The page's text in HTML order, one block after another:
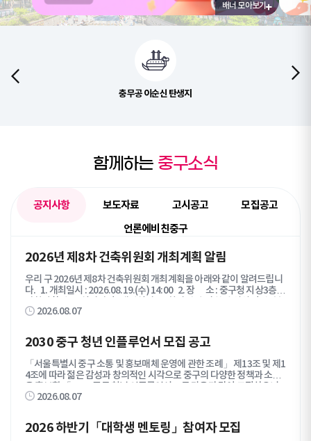
배너 모아보기
충무공 이순신 탄생지
함께하는 중구소식
공지사항 보도자료 고시공고
모집공고
언론에비친중구
공
사
항
탭
텐
츠
목
록
2026년 제8차 건축위원회 개최계획 알림
우리 구 2026년 제8차 건축위원회 개최계획을 아래와 같이 알려드립니
다. 1. 개최일시 : 2026.08.19.(수) 14:00 2. 장 소 : 중구청 지상3층
임 참조 심의를 신청한 관계자께서는 심의당일 시간에 맞춰 참석해 주시
축위원회 참여 위원 명단 1부. 끝.
2026.08.07
2030 중구 청년 인플루언서 모집 공고
「서울특별시 중구 소통 및 홍보매체 운영에 관한 조례」 제13조 및 제1
4조에 따라 젊은 감성과 창의적인 시각으로 중구의 다양한 정책과 소식
을 홍보할 「2030 중구 청년 인플루언서」를 다음과 같이 모집하오니
많은 관심과 참여 바랍니다. 2026. 7. 31. 서울특별시 중구청장 1. 모
틱톡, 네이버 블로그, 네이버 클립 등 SNS 콘텐츠 제작 3. 모집인원 : 30
명 내외 4. 모집대상 가. 만 19세 이상 만 39세 이하인 사람 나. 중구에 관
2026.08.07
2026 하반기「대학생 멘토링」참여자 모집